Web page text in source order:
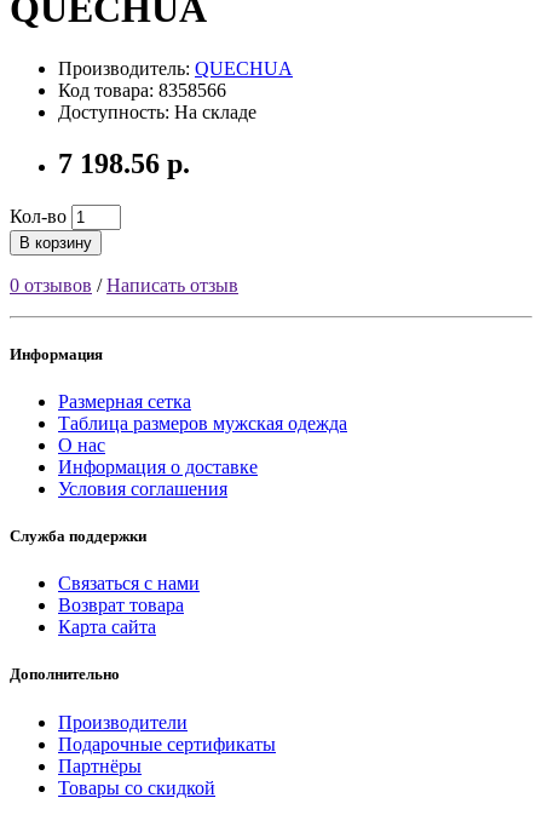
QUECHUA
Производитель: QUECHUA
Код товара: 8358566
Доступность: На складе
7 198.56 р.
Кол-во
В корзину
0 отзывов /Написать отзыв
Информация
Размерная сетка
Таблица размеров мужская одежда
О нас
Информация о доставке
Условия соглашения
Служба поддержки
Связаться с нами
Возврат товара
Карта сайта
Дополнительно
Производители
Подарочные сертификаты
Партнёры
Товары со скидкой